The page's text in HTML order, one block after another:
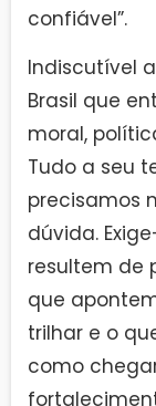
confiável”.
Indiscutível
Brasil que
moral,
Tudo a seu
precisamos
dúvida.
resultem de
que
trilhar e o
como